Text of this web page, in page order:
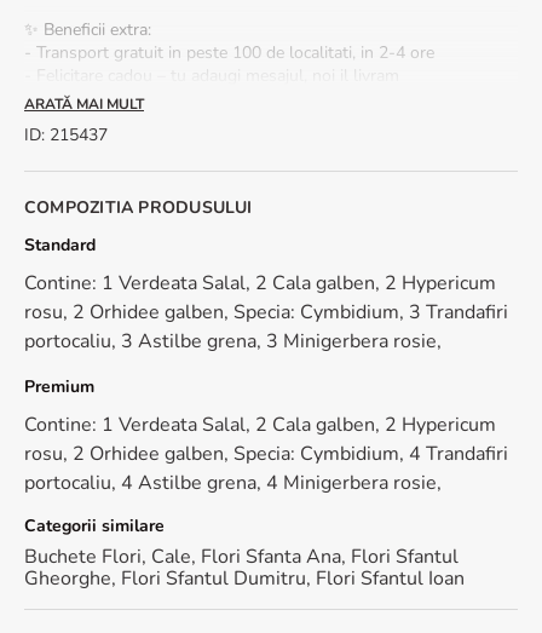
✨ Beneficii extra:
- Transport gratuit in peste 100 de localitati, in 2-4 ore
- Felicitare cadou – tu adaugi mesajul, noi il livram
- Foloseste apa plata
- Taie tulpinile oblic si schimba apa zilnic
*Lucram cu florile naturale, astfel ca pot exista diferente de
nuanta.
ARATĂ MAI MULT
ID: 215437
COMPOZITIA PRODUSULUI
Standard
Contine: 1 Verdeata Salal, 2 Cala galben, 2 Hypericum
rosu, 2 Orhidee galben, Specia: Cymbidium, 3 Trandafiri
portocaliu, 3 Astilbe grena, 3 Minigerbera rosie,
Premium
Contine: 1 Verdeata Salal, 2 Cala galben, 2 Hypericum
rosu, 2 Orhidee galben, Specia: Cymbidium, 4 Trandafiri
portocaliu, 4 Astilbe grena, 4 Minigerbera rosie,
Categorii similare
Buchete Flori, Cale, Flori Sfanta Ana, Flori Sfantul
Gheorghe, Flori Sfantul Dumitru, Flori Sfantul Ioan